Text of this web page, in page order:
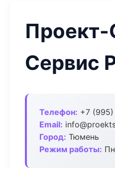
Проект-
Сервис
Телефон: +7
Email:
Город: Тюмень
Режим работы: